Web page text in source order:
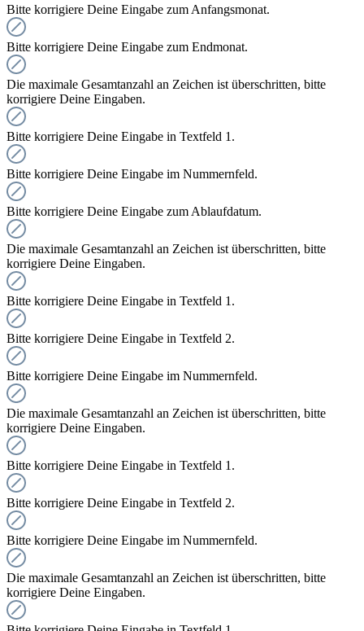
Bitte korrigiere Deine Eingabe zum Anfangsmonat.
Bitte korrigiere Deine Eingabe zum Endmonat.
Die maximale Gesamtanzahl an Zeichen ist überschritten, bitte
korrigiere Deine Eingaben.
Bitte korrigiere Deine Eingabe in Textfeld 1.
Bitte korrigiere Deine Eingabe im Nummernfeld.
Bitte korrigiere Deine Eingabe zum Ablaufdatum.
Die maximale Gesamtanzahl an Zeichen ist überschritten, bitte
korrigiere Deine Eingaben.
Bitte korrigiere Deine Eingabe in Textfeld 1.
Bitte korrigiere Deine Eingabe in Textfeld 2.
Bitte korrigiere Deine Eingabe im Nummernfeld.
Die maximale Gesamtanzahl an Zeichen ist überschritten, bitte
korrigiere Deine Eingaben.
Bitte korrigiere Deine Eingabe in Textfeld 1.
Bitte korrigiere Deine Eingabe in Textfeld 2.
Bitte korrigiere Deine Eingabe im Nummernfeld.
Die maximale Gesamtanzahl an Zeichen ist überschritten, bitte
korrigiere Deine Eingaben.